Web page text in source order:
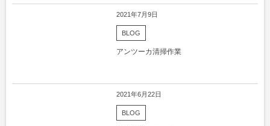
2021年7月9日
BLOG
アンツーカ清掃作業
2021年6月22日
BLOG